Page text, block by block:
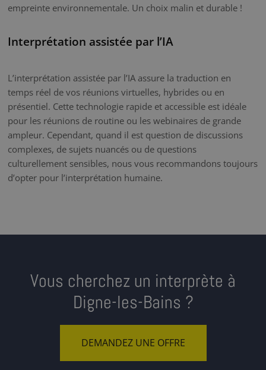
empreinte environnementale. Un choix malin et durable !
Interprétation assistée par l’IA
L’interprétation assistée par l’IA assure la traduction en
temps réel de vos réunions virtuelles, hybrides ou en
présentiel. Cette technologie rapide et accessible est idéale
pour les réunions de routine ou les webinaires de grande
ampleur. Cependant, quand il est question de discussions
complexes, de sujets nuancés ou de questions
culturellement sensibles, nous vous recommandons toujours
d’opter pour l’interprétation humaine.
Vous cherchez un interprète à
Digne-les-Bains ?
DEMANDEZ UNE OFFRE